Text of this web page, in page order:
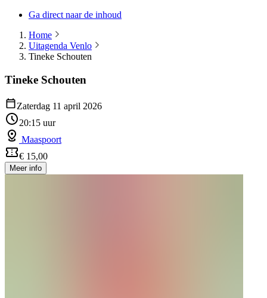
Ga direct naar de inhoud
Home
Uitagenda Venlo
Tineke Schouten
Tineke Schouten
Zaterdag 11 april 2026
20:15 uur
Maaspoort
€ 15,00
Meer info